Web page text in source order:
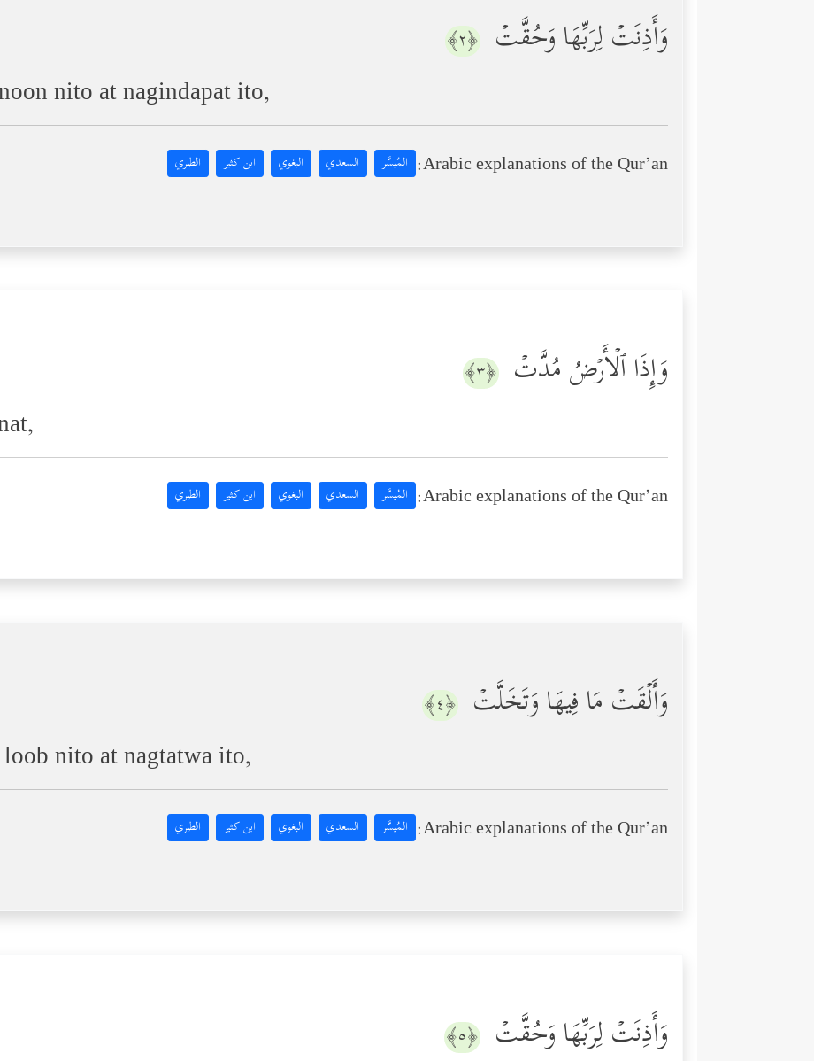
وَأَذِنَتۡ لِرَبِّهَا وَحُقَّتۡ ﴿٢﴾
nito at nagindapat ito,
Arabic explanations of the Qur’an: المُيسَّر السعدي البغوي ابن كثير الطبري
وَإِذَا ٱلۡأَرۡضُ مُدَّتۡ ﴿٣﴾
Arabic explanations of the Qur’an: المُيسَّر السعدي البغوي ابن كثير الطبري
وَأَلۡقَتۡ مَا فِیهَا وَتَخَلَّتۡ ﴿٤﴾
nito at nagtatwa ito,
Arabic explanations of the Qur’an: المُيسَّر السعدي البغوي ابن كثير الطبري
وَأَذِنَتۡ لِرَبِّهَا وَحُقَّتۡ ﴿٥﴾